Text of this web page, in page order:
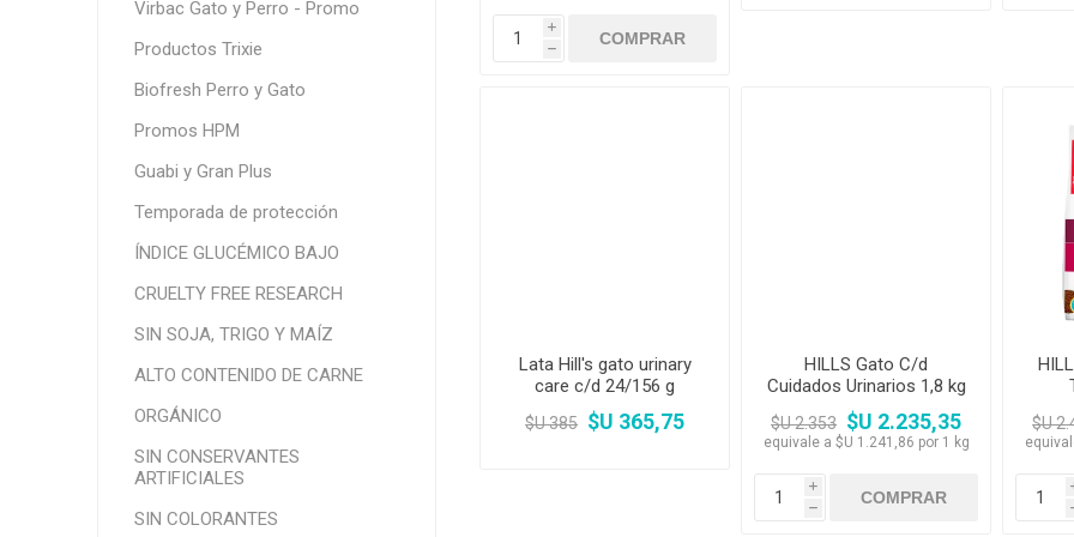
i
h
Lata Hill's gato urinary
care c/d 24/156 g
$U 385 $U 365,75
HILLS Gato C/d
Cuidados Urinarios 1,8 kg
+ Pala
$U 2.353 $U 2.235,35
equivale a $U 1.241,86 por 1 kg
i
h
$U
Virbac Gato y Perro - Promo
Productos Trixie
Biofresh Perro y Gato
Promos HPM
Guabi y Gran Plus
Temporada de protección
ÍNDICE GLUCÉMICO BAJO
CRUELTY FREE RESEARCH
SIN SOJA, TRIGO Y MAÍZ
ALTO CONTENIDO DE CARNE
ORGÁNICO
SIN CONSERVANTES
ARTIFICIALES
SIN COLORANTES